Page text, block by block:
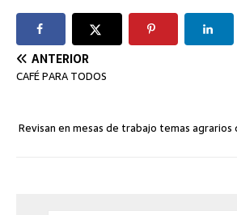
ANTERIOR
CAFÉ PARA TODOS
Revisan en mesas de trabajo temas agrarios